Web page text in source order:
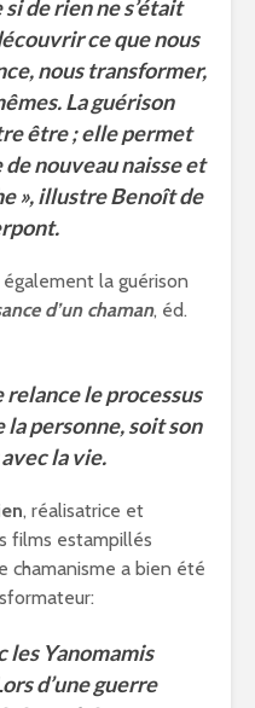
de rien ne s’était
ce que nous
nous transformer,
La guérison
être ; elle permet
nouveau naisse et
»,illustre Benoît de
la guérison
d’un chaman, éd.
relance le processus
la personne, soit son
la vie.
, réalisatrice et
films estampillés
chamanisme a bien été
les Yanomamis
d’une guerre